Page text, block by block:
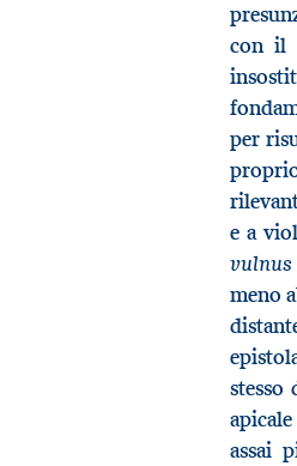
con il
per
e a
vulnus
meno
assai